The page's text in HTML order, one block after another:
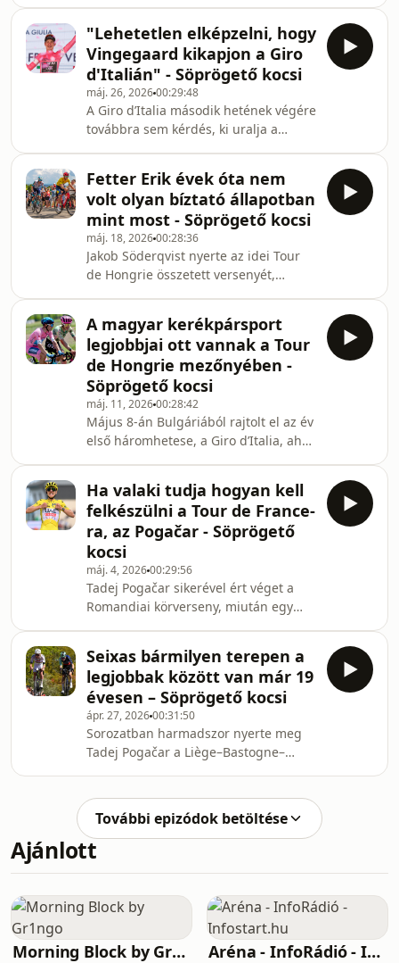
francia tehetségről, Paul Seixasról is,
akinek a versen
teljesítménnyel nyerte meg. A
Söprögető kocsi legutóbbi adásában
Székely Dávid és Várhegyi Benjámin
értékelte az olasz körverseny
legfontosabb történéseit, de már a
hamarosan rajtoló Tour de France is
szóba került. A műsorban elhangzott,
hogy minden adott egy eml
"Lehetetlen elképzelni, hogy
Vingegaard kikapjon a Giro
d'Italián" - Söprögető kocsi
máj. 26, 202600:29:48
A Giro d’Italia második hetének végére
továbbra sem kérdés, ki uralja a
és újabb emelkedős, valamint
hegyibefutós szakaszokon bizonyította
fölényét. Az elmúlt napok legnagyobb
visszhangot kiváltó eseménye a
milánói szakasz neutralizálása volt,
hiszen a szervezők 17 kilométerrel a
cél előtt döntöttek úgy, hogy a
veszélyes útviszonyok m
Fetter Erik évek óta nem
volt olyan bíztató állapotban
mint most - Söprögető kocsi
máj. 18, 202600:28:36
Jakob Söderqvist nyerte az idei Tour
de Hongrie összetett versenyét,
emlékezetessé. A rendhagyó
körülmények több szakaszon is
jelentősen befolyásolták az
eredményeket, így a végső sorrend is
másképp alakult, mint arra előzetesen
számítani lehetett.Székely Dávid és
Várhegyi Benjámin a Söprögető kocsi
legutóbbi adásában részletesen
elemez
A magyar kerékpársport
legjobbjai ott vannak a Tour
de Hongrie mezőnyében -
Söprögető kocsi
máj. 11, 202600:28:42
Május 8-án Bulgáriából rajtolt el az év
első háromhetese, a Giro d’Italia, ahol
uruguayi versenyzője szombati
győzelmével a rózsaszín trikót is
megszerezte, de ez a szakasz
leginkább a tömegbukásról marad
emlékezetes. Többek között erről
beszélgetett Székely Dávid és
Várhegyi Benjámin a Söprögető kocsi
legutóbbi adásában, de szóba ke
Ha valaki tudja hogyan kell
felkészülni a Tour de France-
ra, az Pogačar - Söprögető
kocsi
máj. 4, 202600:29:56
Tadej Pogačar sikerével ért véget a
Romandiai körverseny, miután egy
elvitte, így ő szerezte meg a zöld
trikót. A Söprögető kocsi legutóbbi
adásában Székely Dávid és Várhegyi
Benjámin többek között a szlovén
kimagasló teljesítményéről
beszélgetett, és szóba került az is,
hogy a második helyezett Florian
Lipowitz jelenlegi formája hogy
Seixas bármilyen terepen a
legjobbak között van már 19
évesen – Söprögető kocsi
ápr. 27, 202600:31:50
Sorozatban harmadszor nyerte meg
Tadej Pogačar a Liège–Bastogne–
francia eredménye jelzi, hogy már
most komoly kihívója lehet a
szlovénnak, és amennyiben elindul a
Tour de France-on, akár a dobogóért
beszélgetett Székely Dávid és
Várhegyi Benjámin a Söprögető kocsi
legutóbbi adásában, de szób
További epizódok betöltése
Ajánlott
Morning Block by Gr1ngo Aréna - InfoRádió - Infostart.hu